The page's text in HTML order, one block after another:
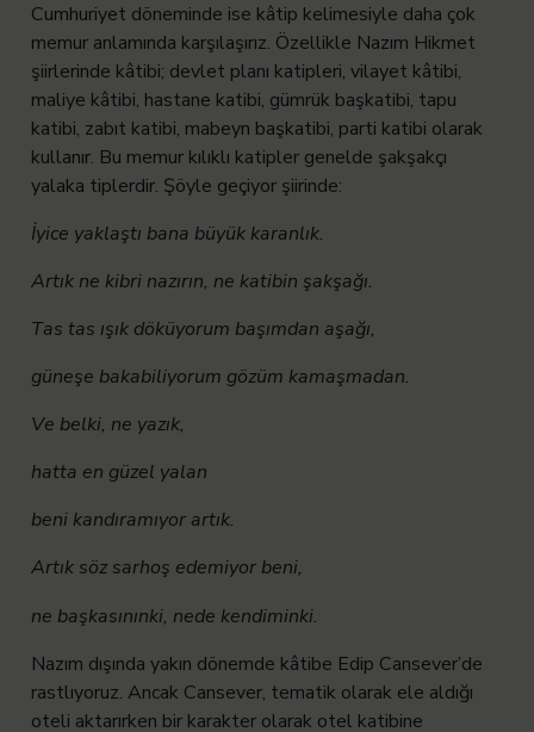
Cumhuriyet döneminde ise kâtip kelimesiyle daha çok
memur anlamında karşılaşırız. Özellikle Nazım Hikmet
şiirlerinde kâtibi; devlet planı katipleri, vilayet kâtibi,
maliye kâtibi, hastane katibi, gümrük başkatibi, tapu
katibi, zabıt katibi, mabeyn başkatibi, parti katibi olarak
kullanır. Bu memur kılıklı katipler genelde şakşakçı
yalaka tiplerdir. Şöyle geçiyor şiirinde:
İyice yaklaştı bana büyük karanlık.
Artık ne kibri nazırın, ne katibin şakşağı.
Tas tas ışık döküyorum başımdan aşağı,
güneşe bakabiliyorum gözüm kamaşmadan.
Ve belki, ne yazık,
hatta en güzel yalan
beni kandıramıyor artık.
Artık söz sarhoş edemiyor beni,
ne başkasınınki, nede kendiminki.
Nazım dışında yakın dönemde kâtibe Edip Cansever’de
rastlıyoruz. Ancak Cansever, tematik olarak ele aldığı
oteli aktarırken bir karakter olarak otel katibine